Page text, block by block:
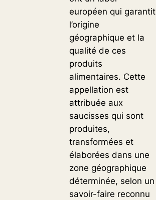
européen qui garantit
l’origine
géographique et la
qualité de ces
produits
alimentaires. Cette
appellation est
attribuée aux
saucisses qui sont
produites,
transformées et
élaborées dans une
zone géographique
déterminée, selon un
savoir-faire reconnu